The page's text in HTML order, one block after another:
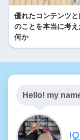
優れたコンテンツ
のことを本当に考
何か
Hello! my
IQ